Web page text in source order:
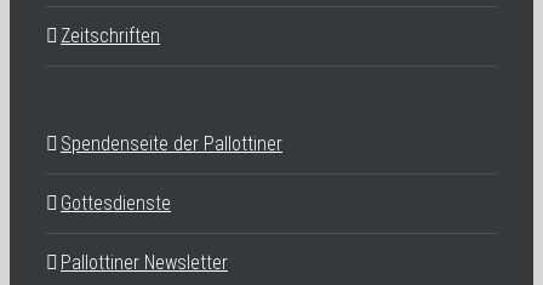
Zeitschriften
Spendenseite der Pallottiner
Gottesdienste
Pallottiner Newsletter